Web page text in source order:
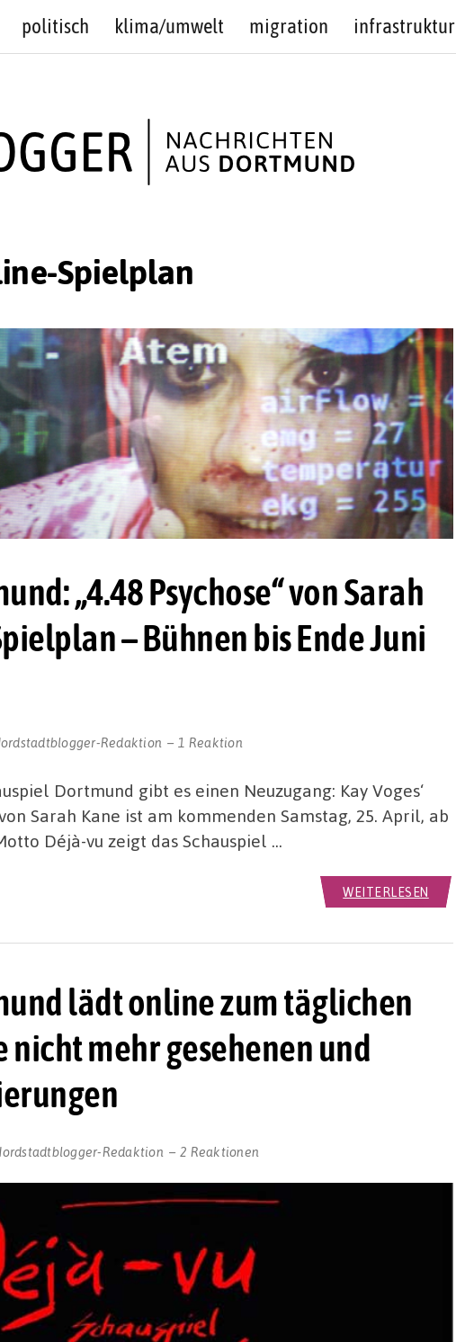
politisch klima/umwelt migration infrastruktur
Spielplan
„4.48 Psychose“ von Sarah
– Bühnen bis Ende Juni
Redaktion 1 Reaktion
Dortmund gibt es einen Neuzugang: Kay Voges‘
Sarah Kane ist am kommenden Samstag, 25. April, ab
Déjà-vu zeigt das Schauspiel …
WEITERLESEN
lädt online zum täglichen
mehr gesehenen und
Redaktion 2 Reaktionen